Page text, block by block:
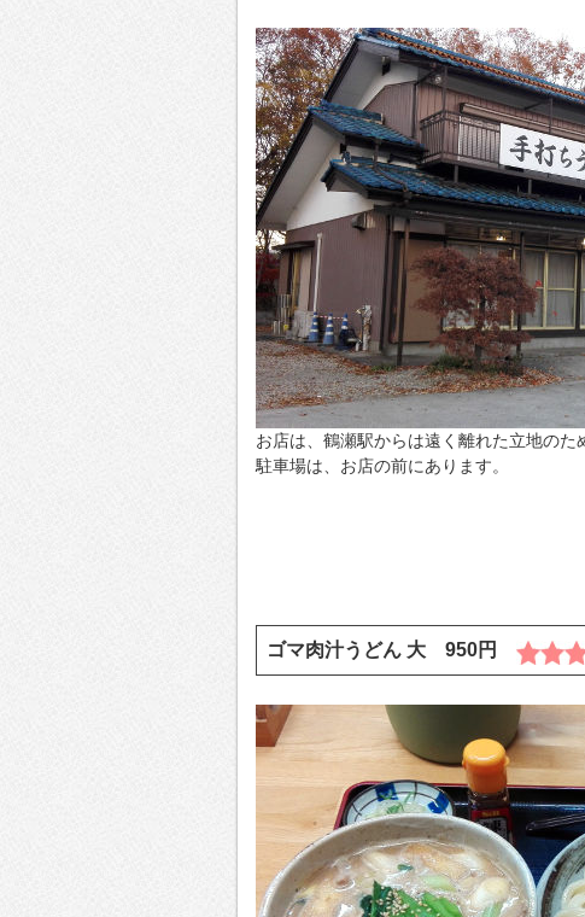
お店は、鶴瀬駅からは遠く離れた立地のた
駐車場は、お店の前にあります。
ゴマ肉汁うどん 大 950円